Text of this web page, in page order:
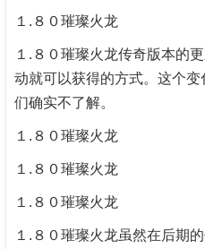
１.８０璀璨火龙
１.８０璀璨火龙传奇版本的
动就可以获得的方式。这个
们确实不了解。
１.８０璀璨火龙
１.８０璀璨火龙
１.８０璀璨火龙
１.８０璀璨火龙虽然在后期